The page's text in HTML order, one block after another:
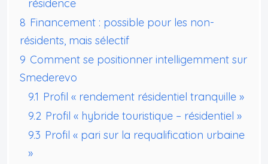
résidence
8 Financement : possible pour les non-
résidents, mais sélectif
9 Comment se positionner intelligemment sur
Smederevo
9.1 Profil « rendement résidentiel tranquille »
9.2 Profil « hybride touristique – résidentiel »
9.3 Profil « pari sur la requalification urbaine
»